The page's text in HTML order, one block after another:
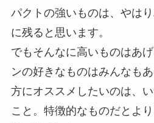
パクトの強いものは、やは
に残ると思います。
でもそんなに高いものはあ
ンの好きなものはみんなも
方にオススメしたいのは、
こと。特徴的なものだとよ